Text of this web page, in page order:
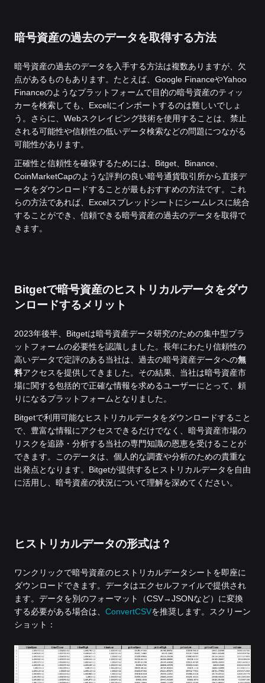
暗号資産の過去のデータを取得する方法
暗号資産の過去のデータを入手する方法は複数ありますが、欠
点があるものもあります。たとえば、Google FinanceやYahoo
Financeのようなプラットフォームで目的の暗号資産のティッ
カーを検索しても、Excelにインポートするのは難しいでしょ
う。さらに、Webスクレイピング技術を使用することは、禁止
される可能性や信頼性の低いデータ検索などの問題につながる
可能性があります。
正確性と信頼性を確保するためには、Bitget、Binance、
CoinMarketCapのような評判の良い暗号通貨取引所から直接デ
ータをダウンロードすることが最もおすすめの方法です。これ
らの方法であれば、Excelスプレッドシートにシームレスに統合
することができ、信頼できる暗号資産の過去のデータを取得で
きます。
Bitgetで暗号資産のヒストリカルデータをダウ
ンロードするメリット
2023年後半、Bitgetは暗号資産データ研究のための集中型プラ
ットフォームの必要性を認識しました。長年にわたり信頼性の
高いデータで定評のある当社は、過去の暗号資産データへの無
料アクセスを提供してきました。 その結果、当社は暗号資産市
場に関する包括的で正確な情報を求めるユーザーにとって、頼
りになるプラットフォームとなりました。
Bitgetで利用可能なヒストリカルデータをダウンロードすること
で、豊富な情報にアクセスできるだけでなく、暗号資産市場の
リスクを追跡・分析する当社の専門知識の恩恵を受けることが
できます。このデータは、個人的な調査や分析のための貴重な
出発点となります。Bitgetが提供するヒストリカルデータを自由
に活用し、暗号資産の状況について理解を深めてください。
ヒストリカルデータの形式は？
ワンクリックで暗号資産のヒストリカルデータシートを即座に
ダウンロードできます。データはエクセルファイルで提供され
ます。データを別のフォーマット（CSV→JSONなど）に変換
する必要がある場合は、 ConvertCSVを推奨します。スクリーン
ショット：